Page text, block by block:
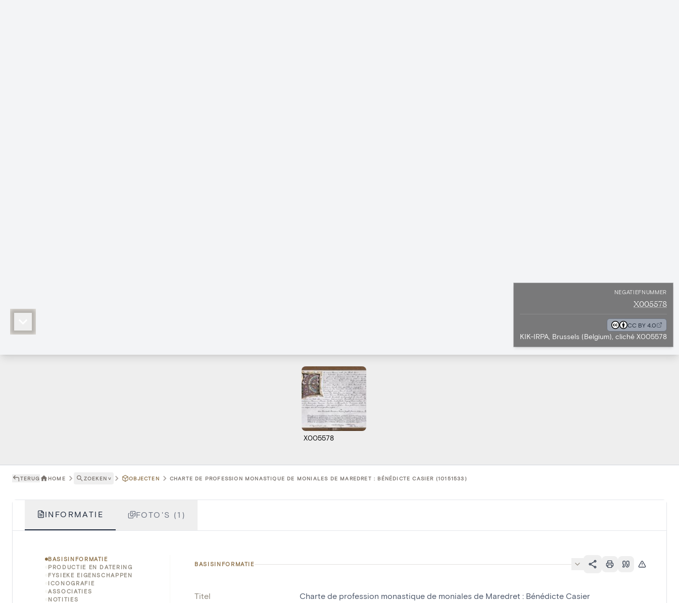
NEGATIEFNUMMER
X005578
CC BY 4.0
KIK-IRPA, Brussels (Belgium), cliché X005578
X005578
TERUG HOME ZOEKEN ˅ OBJECTEN CHARTE DE PROFESSION MONASTIQUE DE MONIALES DE MAREDRET : BÉNÉDICTE CASIER (10151533)
INFORMATIE FOTO'S (1)
BASISINFORMATIE
PRODUCTIE EN DATERING
FYSIEKE EIGENSCHAPPEN
ICONOGRAFIE
ASSOCIATIES
NOTITIES
BASISINFORMATIE
Titel Charte de profession monastique de moniales de Maredret : Bénédicte Casier